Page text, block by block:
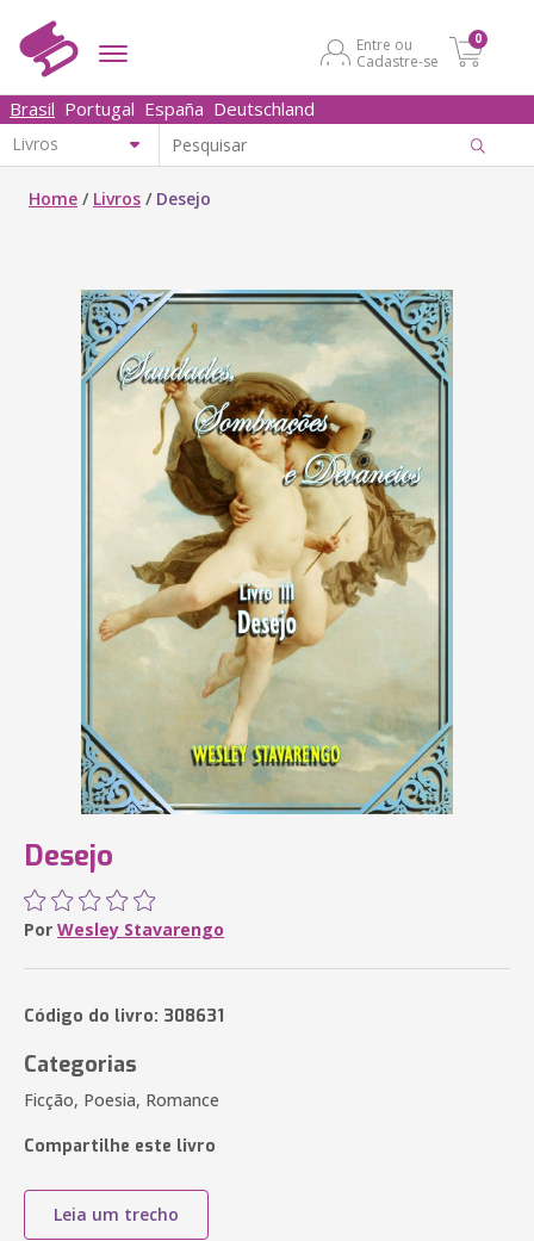
Entre ou
Cadastre-se
0
Brasil Portugal España Deutschland
Home / Livros / Desejo
Desejo
Por Wesley Stavarengo
Código do livro: 308631
Categorias
Ficção, Poesia, Romance
Compartilhe este livro
Leia um trecho